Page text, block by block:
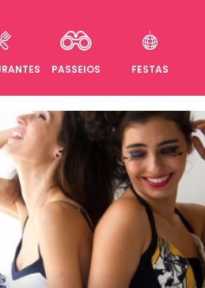
PASSEIOS FESTAS